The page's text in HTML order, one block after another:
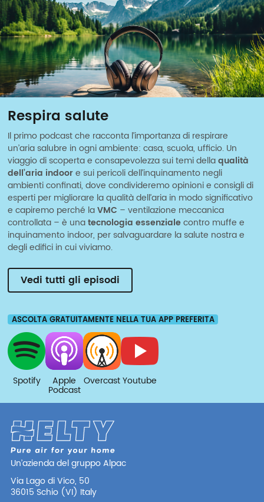
Respira salute
Il primo podcast che racconta l’importanza di respirare
un’aria salubre in ogni ambiente: casa, scuola, ufficio. Un
viaggio di scoperta e consapevolezza sui temi dellaqualità
dell’aria indoore sui pericoli dell’inquinamento negli
ambienti confinati, dove condivideremo opinioni e consigli di
esperti per migliorare la qualità dell’aria in modo significativo
e capiremo perché laVMC – ventilazione meccanica
controllata – è unatecnologia essenzialecontro muffe e
inquinamento indoor, per salvaguardare la salute nostra e
degli edifici in cui viviamo.
Vedi tutti gli episodi
ASCOLTA GRATUITAMENTE NELLA TUA APP PREFERITA
Spotify Apple
Podcast
OvercastYoutube
Un’azienda del gruppo Alpac
Via Lago di Vico, 50
36015 Schio (VI) Italy